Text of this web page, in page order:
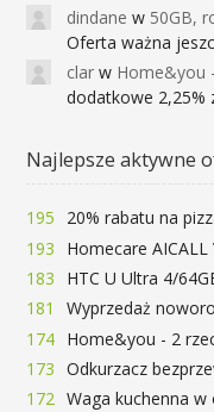
dindane w 50GB, rozmowy, SMS, MMS
Oferta ważna
clar w Home&you - 2
dodatkowe 2,25%
Najlepsze aktywne
195
20% rabatu na
193
183
181
174
173
172